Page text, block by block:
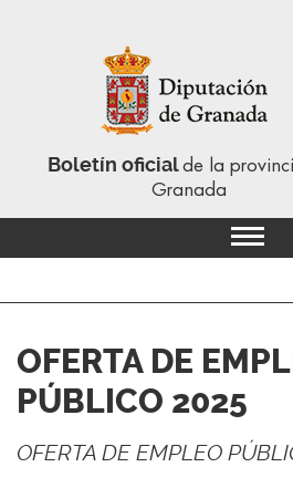
Boletín oficialde la
Granada
OFERTA DE
PÚBLICO 2025
OFERTA DE EMPLEO